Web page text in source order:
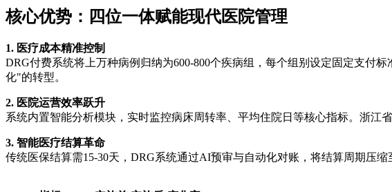
核心优势：四位一体赋能现代医院管理
1. 医疗成本精准控制
DRG付费系统将上万种病例归纳为600-800个疾病组，每个组别设定固定支付
化"的转型。
2. 医院运营效率跃升
系统内置智能分析模块，实时监控病床周转率、平均住院日等核心指标。浙江
3. 智能医疗结算革命
传统医保结算需15-30天，DRG系统通过AI预审与自动化对账，将结算周期压